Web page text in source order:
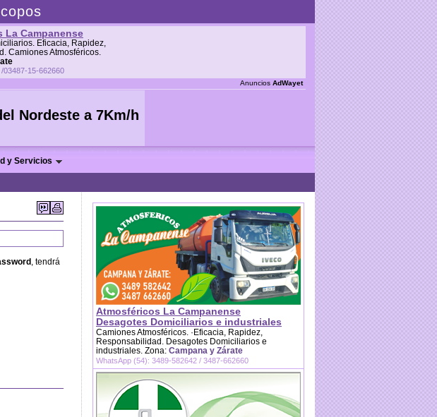
La Campanense
Eficacia, Rapidez,
Camiones Atmosféricos.
03487-15-662660
Anuncios AdWayet
y Servicios
, tendrá
Atmosféricos La Campanense
Desagotes Domiciliarios e industriales
Camiones Atmosféricos. ·Eficacia, Rapidez,
Responsabilidad. Desagotes Domiciliarios e
industriales. Zona: Campana y Zárate
WhatsApp (54): 3489-582642 / 3487-662660